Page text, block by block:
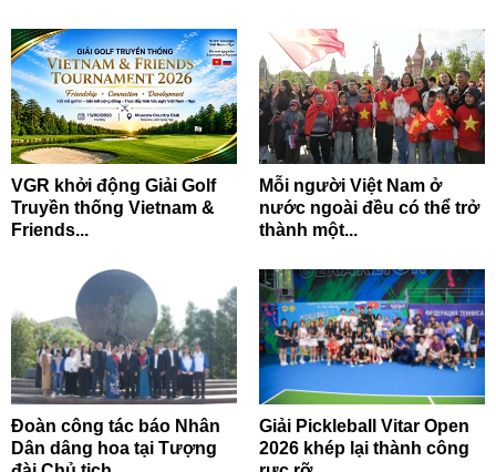
VGR khởi động Giải Golf
Truyền thống Vietnam &
Friends...
Mỗi người Việt Nam ở
nước ngoài đều có thể trở
thành một...
Đoàn công tác báo Nhân
Dân dâng hoa tại Tượng
Giải Pickleball Vitar Open
2026 khép lại thành công